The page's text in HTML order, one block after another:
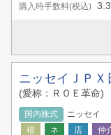
購入時手数料(税込)
ニッセイＪＰ
(愛称：ＲＯＥ革命)
国内株式 ニッセイ